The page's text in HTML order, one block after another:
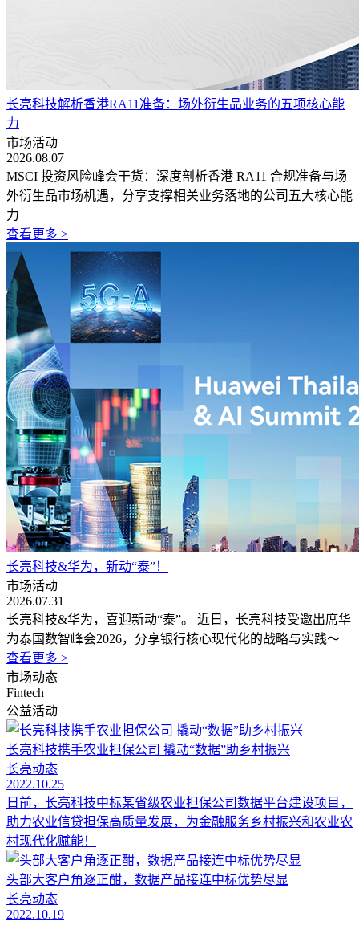
长亮科技解析香港RA11准备：场外衍生品业务的五项核心能
力
市场活动
2026.08.07
MSCI 投资风险峰会干货：深度剖析香港 RA11 合规准备与场
外衍生品市场机遇，分享支撑相关业务落地的公司五大核心能
力
查看更多 >
长亮科技&华为，新动“泰”！
市场活动
2026.07.31
长亮科技&华为，喜迎新动“泰”。 近日，长亮科技受邀出席华
为泰国数智峰会2026，分享银行核心现代化的战略与实践～
查看更多 >
市场动态
Fintech
公益活动
长亮科技携手农业担保公司 撬动“数据”助乡村振兴
长亮动态
2022.10.25
日前，长亮科技中标某省级农业担保公司数据平台建设项目，
助力农业信贷担保高质量发展，为金融服务乡村振兴和农业农
村现代化赋能！
头部大客户角逐正酣，数据产品接连中标优势尽显
长亮动态
2022.10.19